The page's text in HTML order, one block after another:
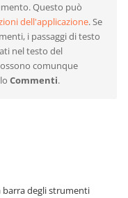
Questo può
dell'applicazione. Se
i passaggi di testo
nel testo del
comunque
Commenti.
barra degli strumenti